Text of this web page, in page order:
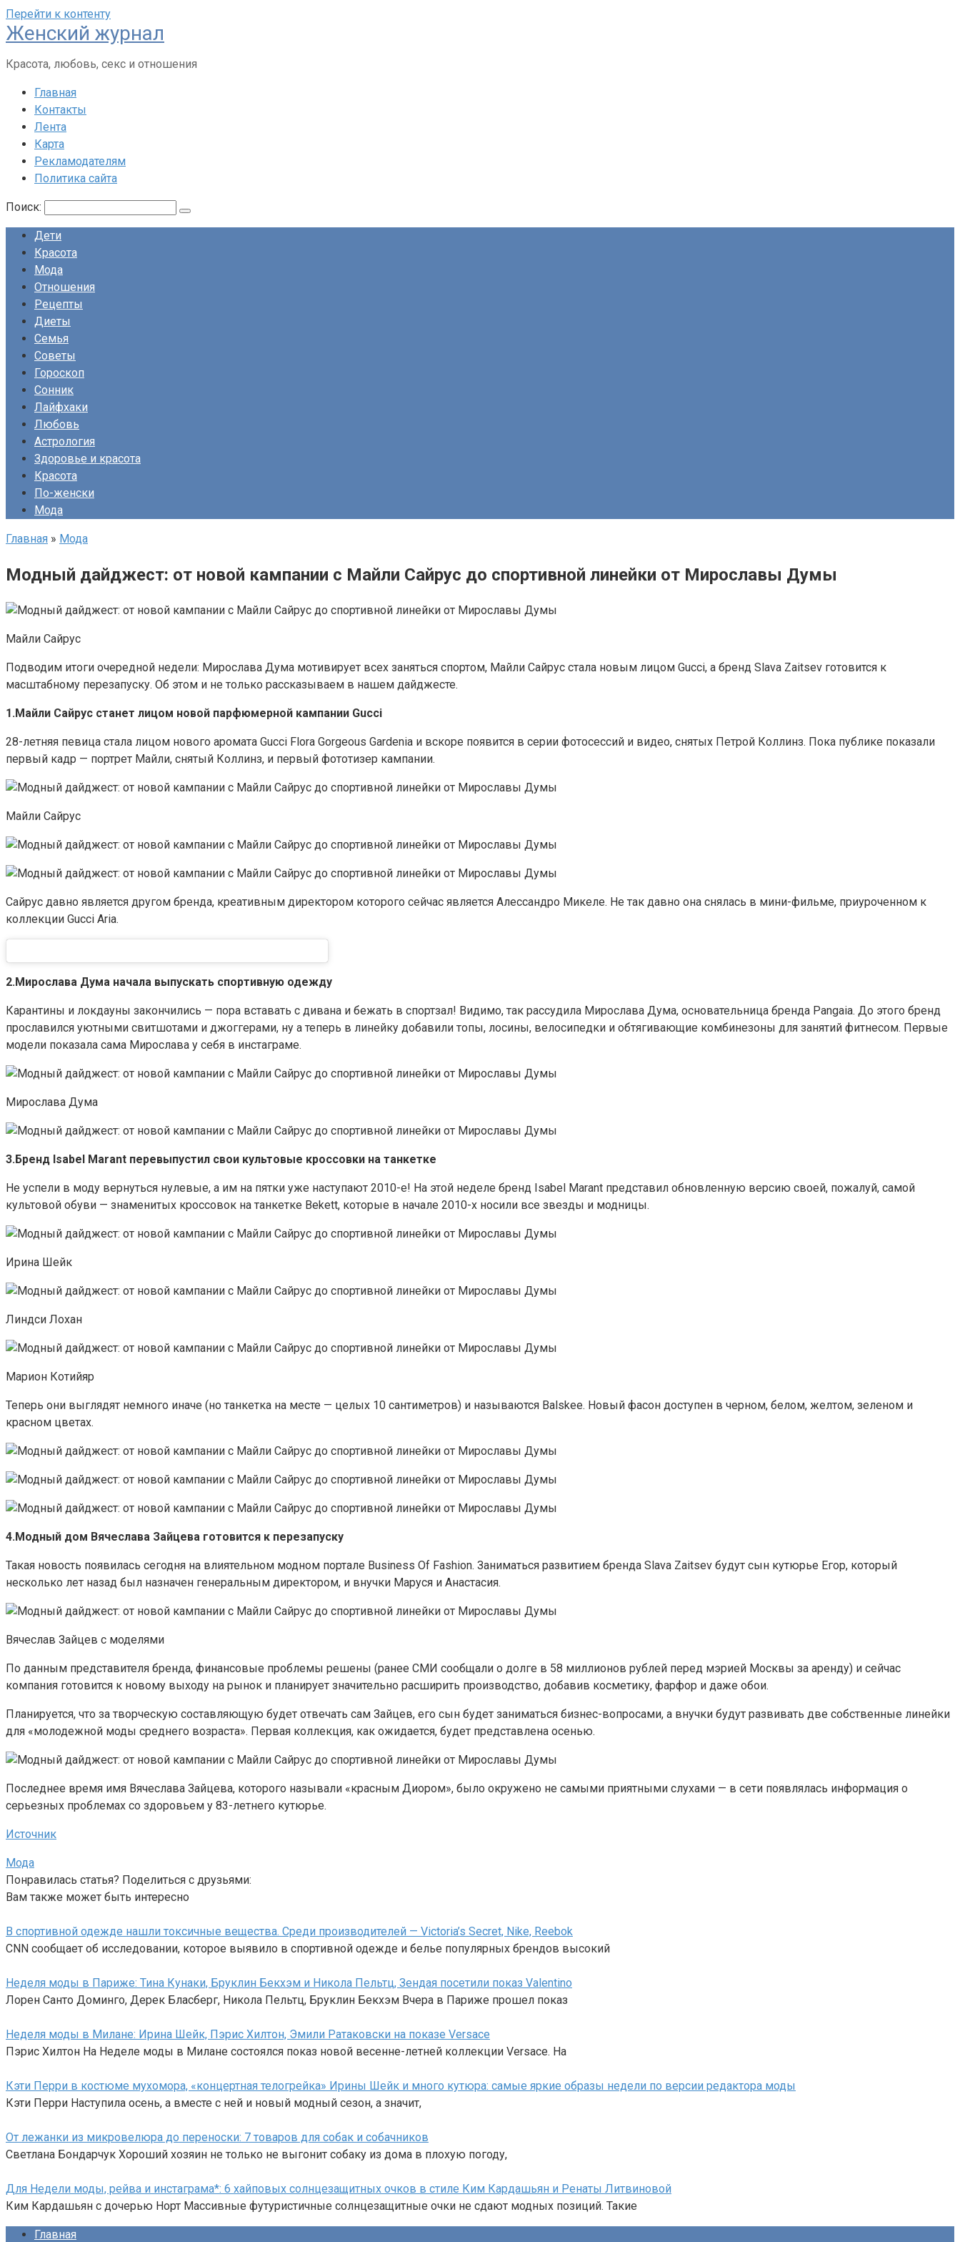
Перейти к контенту
Женский журнал
Красота, любовь, секс и отношения
Главная
Контакты
Лента
Карта
Рекламодателям
Политика сайта
Поиск:
Дети
Красота
Мода
Отношения
Рецепты
Диеты
Семья
Советы
Гороскоп
Сонник
Лайфхаки
Любовь
Астрология
Здоровье и красота
Красота
По-женски
Мода
Главная » Мода
Модный дайджест: от новой кампании с Майли Сайрус до спортивной линейки от Мирославы Думы
Майли Сайрус
Подводим итоги очередной недели: Мирослава Дума мотивирует всех заняться спортом, Майли Сайрус стала новым лицом Gucci, а бренд Slava Zaitsev готовится к
масштабному перезапуску. Об этом и не только рассказываем в нашем дайджесте.
1.Майли Сайрус станет лицом новой парфюмерной кампании Gucci
28-летняя певица стала лицом нового аромата Gucci Flora Gorgeous Gardenia и вскоре появится в серии фотосессий и видео, снятых Петрой Коллинз. Пока публике показали
первый кадр — портрет Майли, снятый Коллинз, и первый фототизер кампании.
Майли Сайрус
Сайрус давно является другом бренда, креативным директором которого сейчас является Алессандро Микеле. Не так давно она снялась в мини-фильме, приуроченном к
коллекции Gucci Aria.
2.Мирослава Дума начала выпускать спортивную одежду
Карантины и локдауны закончились — пора вставать с дивана и бежать в спортзал! Видимо, так рассудила Мирослава Дума, основательница бренда Pangaia. До этого бренд
прославился уютными свитшотами и джоггерами, ну а теперь в линейку добавили топы, лосины, велосипедки и обтягивающие комбинезоны для занятий фитнесом. Первые
модели показала сама Мирослава у себя в инстаграме.
Мирослава Дума
3.Бренд Isabel Marant перевыпустил свои культовые кроссовки на танкетке
Не успели в моду вернуться нулевые, а им на пятки уже наступают 2010-е! На этой неделе бренд Isabel Marant представил обновленную версию своей, пожалуй, самой
культовой обуви — знаменитых кроссовок на танкетке Bekett, которые в начале 2010-х носили все звезды и модницы.
Ирина Шейк
Линдси Лохан
Марион Котийяр
Теперь они выглядят немного иначе (но танкетка на месте — целых 10 сантиметров) и называются Balskee. Новый фасон доступен в черном, белом, желтом, зеленом и
красном цветах.
4.Модный дом Вячеслава Зайцева готовится к перезапуску
Такая новость появилась сегодня на влиятельном модном портале Business Of Fashion. Заниматься развитием бренда Slava Zaitsev будут сын кутюрье Егор, который
несколько лет назад был назначен генеральным директором, и внучки Маруся и Анастасия.
Вячеслав Зайцев с моделями
По данным представителя бренда, финансовые проблемы решены (ранее СМИ сообщали о долге в 58 миллионов рублей перед мэрией Москвы за аренду) и сейчас
компания готовится к новому выходу на рынок и планирует значительно расширить производство, добавив косметику, фарфор и даже обои.
Планируется, что за творческую составляющую будет отвечать сам Зайцев, его сын будет заниматься бизнес-вопросами, а внучки будут развивать две собственные линейки
для «молодежной моды среднего возраста». Первая коллекция, как ожидается, будет представлена осенью.
Последнее время имя Вячеслава Зайцева, которого называли «красным Диором», было окружено не самыми приятными слухами — в сети появлялась информация о
серьезных проблемах со здоровьем у 83-летнего кутюрье.
Источник
Мода
Понравилась статья? Поделиться с друзьями:
Вам также может быть интересно
В спортивной одежде нашли токсичные вещества. Среди производителей — Victoria’s Secret, Nike, Reebok
CNN сообщает об исследовании, которое выявило в спортивной одежде и белье популярных брендов высокий
Неделя моды в Париже: Тина Кунаки, Бруклин Бекхэм и Никола Пельтц, Зендая посетили показ Valentino
Лорен Санто Доминго, Дерек Бласберг, Никола Пельтц, Бруклин Бекхэм Вчера в Париже прошел показ
Неделя моды в Милане: Ирина Шейк, Пэрис Хилтон, Эмили Ратаковски на показе Versace
Пэрис Хилтон На Неделе моды в Милане состоялся показ новой весенне-летней коллекции Versace. На
Кэти Перри в костюме мухомора, «концертная телогрейка» Ирины Шейк и много кутюра: самые яркие образы недели по версии редактора моды
Кэти Перри Наступила осень, а вместе с ней и новый модный сезон, а значит,
От лежанки из микровелюра до переноски: 7 товаров для собак и собачников
Светлана Бондарчук Хороший хозяин не только не выгонит собаку из дома в плохую погоду,
Для Недели моды, рейва и инстаграма*: 6 хайповых солнцезащитных очков в стиле Ким Кардашьян и Ренаты Литвиновой
Ким Кардашьян с дочерью Норт Массивные футуристичные солнцезащитные очки не сдают модных позиций. Такие
Главная